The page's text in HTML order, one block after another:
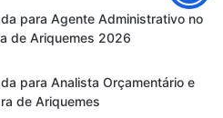
para Agente Administrativo no
de Ariquemes 2026
para Analista Orçamentário e
de Ariquemes